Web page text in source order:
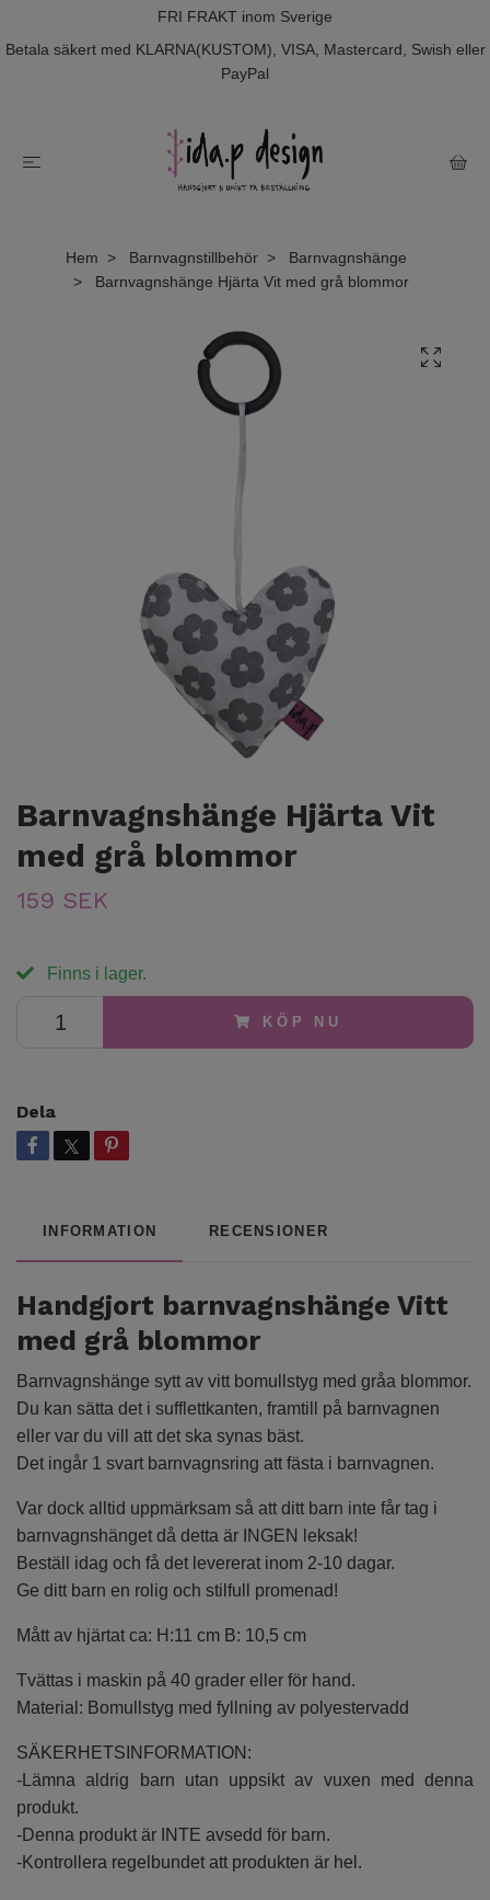
FRI FRAKT inom Sverige
Betala säkert med KLARNA(KUSTOM), VISA, Mastercard, Swish eller
PayPal
Hem Barnvagnstillbehör
Barnvagnshänge
Barnvagnshänge Hjärta Vit med grå blommor
Barnvagnshänge Hjärta Vit
med grå blommor
159 SEK
Finns i lager.
KÖP NU
Dela
INFORMATION RECENSIONER
Handgjort barnvagnshänge Vitt
med grå blommor
Barnvagnshänge sytt av vitt bomullstyg med gråa blommor.
Du kan sätta det i sufflettkanten, framtill på barnvagnen
eller var du vill att det ska synas bäst.
Det ingår 1 svart barnvagnsring att fästa i barnvagnen.
Var dock alltid uppmärksam så att ditt barn inte får tag i
barnvagnshänget då detta är INGEN leksak!
Beställ idag och få det levererat inom 2-10 dagar.
Ge ditt barn en rolig och stilfull promenad!
Mått av hjärtat ca: H:11 cm B: 10,5 cm
Tvättas i maskin på 40 grader eller för hand.
Material: Bomullstyg med fyllning av polyestervadd
SÄKERHETSINFORMATION:
-Lämna aldrig barn utan uppsikt av vuxen med denna
produkt.
-Denna produkt är INTE avsedd för barn.
-Kontrollera regelbundet att produkten är hel.